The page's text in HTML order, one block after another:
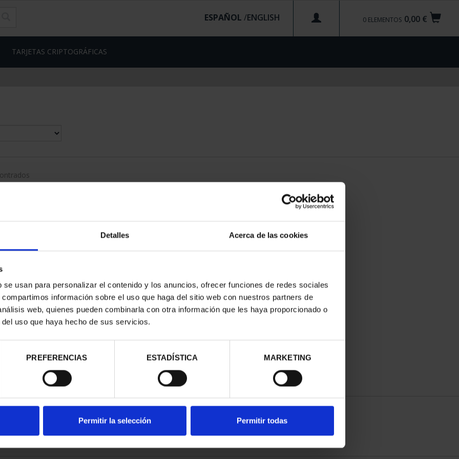
Detalles Acerca de las cookies
usan para personalizar el contenido y los anuncios, ofrecer funciones de redes sociales
información sobre el uso que haga del sitio web con nuestros partners de
web, quienes pueden combinarla con otra información que les haya proporcionado o
uso que haya hecho de sus servicios.
PREFERENCIAS ESTADÍSTICA MARKETING
Permitir la selección Permitir todas
0,00 €
0 ELEMENTOS
ESPAÑOL /
TARJETAS CRIPTOGRÁFICAS
I -